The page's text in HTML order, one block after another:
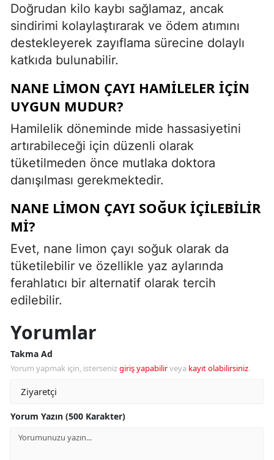
Doğrudan kilo kaybı sağlamaz, ancak
sindirimi kolaylaştırarak ve ödem atımını
destekleyerek zayıflama sürecine dolaylı
katkıda bulunabilir.
NANE LIMON ÇAYI HAMILELER IÇIN
UYGUN MUDUR?
Hamilelik döneminde mide hassasiyetini
artırabileceği için düzenli olarak
tüketilmeden önce mutlaka doktora
danışılması gerekmektedir.
NANE LIMON ÇAYI SOĞUK IÇILEBILIR
MI?
Evet, nane limon çayı soğuk olarak da
tüketilebilir ve özellikle yaz aylarında
ferahlatıcı bir alternatif olarak tercih
edilebilir.
Yorumlar
Takma Ad
Yorum yapmak için, istersenizgiriş yapabilirveya kayıt olabilirsiniz.
Yorum Yazın (500 Karakter)